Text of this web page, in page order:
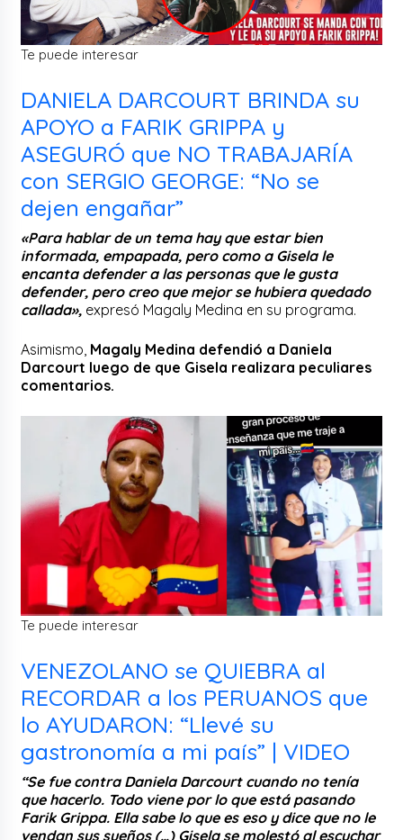
Te puede interesar
DANIELA DARCOURT BRINDA su
APOYO a FARIK GRIPPA y
ASEGURÓ que NO TRABAJARÍA
con SERGIO GEORGE: “No se
dejen engañar”
«Para hablar de un tema hay que estar bien
informada, empapada, pero como a Gisela le
encanta defender a las personas que le gusta
defender, pero creo que mejor se hubiera quedado
callada», expresó Magaly Medina en su programa.
Asimismo, Magaly Medina defendió a Daniela
Darcourt luego de que Gisela realizara peculiares
comentarios.
Te puede interesar
VENEZOLANO se QUIEBRA al
RECORDAR a los PERUANOS que
lo AYUDARON: “Llevé su
gastronomía a mi país” | VIDEO
“Se fue contra Daniela Darcourt cuando no tenía
que hacerlo. Todo viene por lo que está pasando
Farik Grippa. Ella sabe lo que es eso y dice que no le
vendan sus sueños (…) Gisela se molestó al escuchar